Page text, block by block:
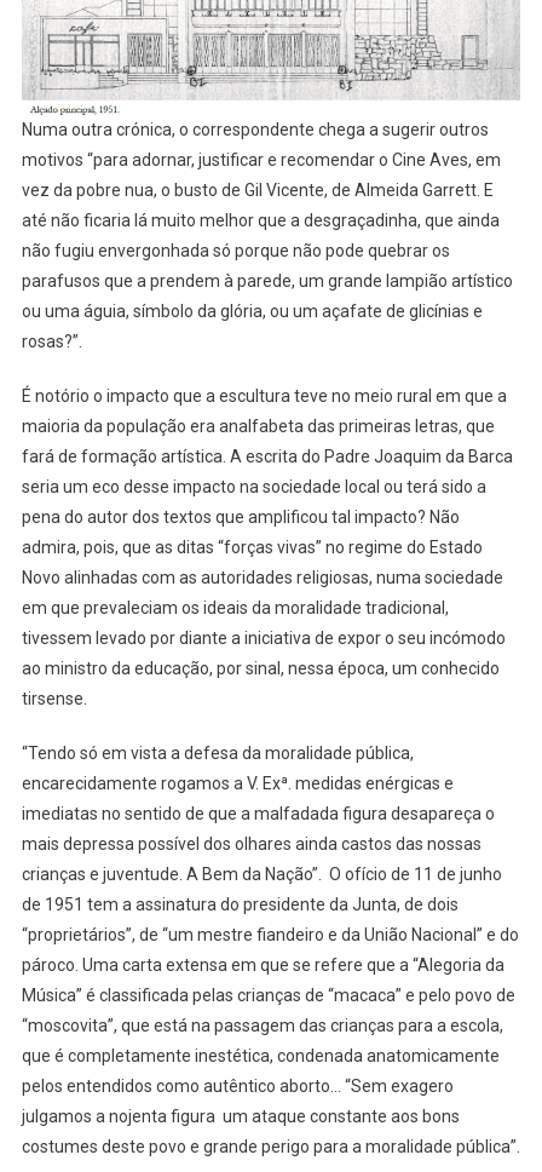
Numa outra crónica, o correspondente chega a sugerir outros
motivos “para adornar, justificar e recomendar o Cine Aves, em
vez da pobre nua, o busto de Gil Vicente, de Almeida Garrett. E
até não ficaria lá muito melhor que a desgraçadinha, que ainda
não fugiu envergonhada só porque não pode quebrar os
parafusos que a prendem à parede, um grande lampião artístico
ou uma águia, símbolo da glória, ou um açafate de glicínias e
rosas?”.
É notório o impacto que a escultura teve no meio rural em que a
maioria da população era analfabeta das primeiras letras, que
fará de formação artística. A escrita do Padre Joaquim da Barca
seria um eco desse impacto na sociedade local ou terá sido a
pena do autor dos textos que amplificou tal impacto? Não
admira, pois, que as ditas “forças vivas” no regime do Estado
Novo alinhadas com as autoridades religiosas, numa sociedade
em que prevaleciam os ideais da moralidade tradicional,
tivessem levado por diante a iniciativa de expor o seu incómodo
ao ministro da educação, por sinal, nessa época, um conhecido
tirsense.
“Tendo só em vista a defesa da moralidade pública,
encarecidamente rogamos a V. Exª. medidas enérgicas e
imediatas no sentido de que a malfadada figura desapareça o
mais depressa possível dos olhares ainda castos das nossas
crianças e juventude. A Bem da Nação”. O ofício de 11 de junho
de 1951 tem a assinatura do presidente da Junta, de dois
“proprietários”, de “um mestre fiandeiro e da União Nacional” e do
pároco. Uma carta extensa em que se refere que a “Alegoria da
Música” é classificada pelas crianças de “macaca” e pelo povo de
“moscovita”, que está na passagem das crianças para a escola,
que é completamente inestética, condenada anatomicamente
pelos entendidos como autêntico aborto… “Sem exagero
julgamos a nojenta figura um ataque constante aos bons
costumes deste povo e grande perigo para a moralidade pública”.